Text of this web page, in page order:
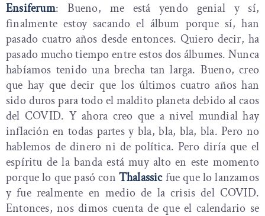
Ensiferum: Bueno, me está yendo genial y sí,
finalmente estoy sacando el álbum porque sí, han
pasado cuatro años desde entonces. Quiero decir, ha
pasado mucho tiempo entre estos dos álbumes. Nunca
habíamos tenido una brecha tan larga. Bueno, creo
que hay que decir que los últimos cuatro años han
sido duros para todo el maldito planeta debido al caos
del COVID. Y ahora creo que a nivel mundial hay
inflación en todas partes y bla, bla, bla, bla. Pero no
hablemos de dinero ni de política. Pero diría que el
espíritu de la banda está muy alto en este momento
porque lo que pasó con Thalassicfue que lo lanzamos
y fue realmente en medio de la crisis del COVID.
Entonces, nos dimos cuenta de que el calendario se